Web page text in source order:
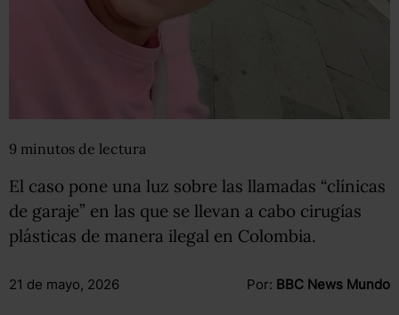
9 minutos de lectura
El caso pone una luz sobre las llamadas “clínicas
de garaje” en las que se llevan a cabo cirugías
plásticas de manera ilegal en Colombia.
21 de mayo, 2026 Por: BBC News Mundo